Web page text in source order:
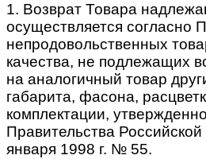
1. Возврат Товара
осуществляется согласно
непродовольственных
качества, не подлежащих
на аналогичный товар
габарита, фасона,
комплектации,
Правительства
января 1998 г. № 55.